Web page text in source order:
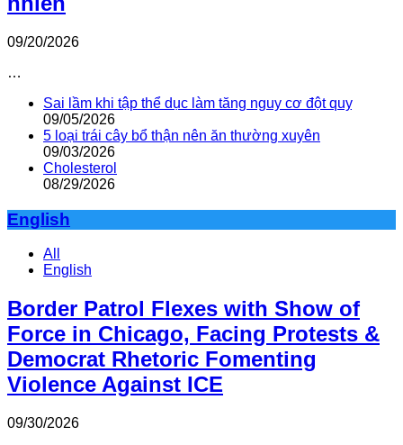
09/20/2026
…
Sai lầm khi tập thể dục làm tăng nguy cơ đột quỵ
09/05/2026
5 loại trái cây bổ thận nên ăn thường xuyên
09/03/2026
Cholesterol
08/29/2026
English
All
English
Border Patrol Flexes with Show of
Force in Chicago, Facing Protests &
Democrat Rhetoric Fomenting
Violence Against ICE
09/30/2026